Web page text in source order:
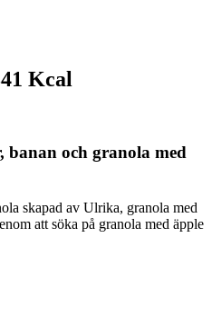
Kcal
banan och granola med
skapad av Ulrika, granola med
att söka på granola med äpple